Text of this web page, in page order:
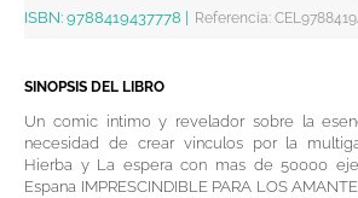
ISBN: 9788419437778 Referencia:
SINOPSIS DEL LIBRO
Un comic intimo y revelador sobre la
necesidad de crear vinculos por la
Hierba y La espera con mas de 50000
Espana IMPRESCINDIBLE PARA LOS